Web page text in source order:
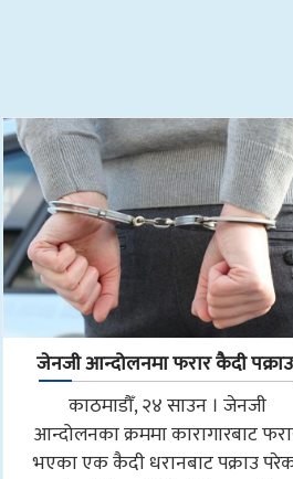
जेनजी आन्दोलनमा फरार कैदी
काठमाडौँ, २४ साउन । जेनजी
आन्दोलनका क्रममा कारागारबाट
भएका एक कैदी धरानबाट पक्राउ